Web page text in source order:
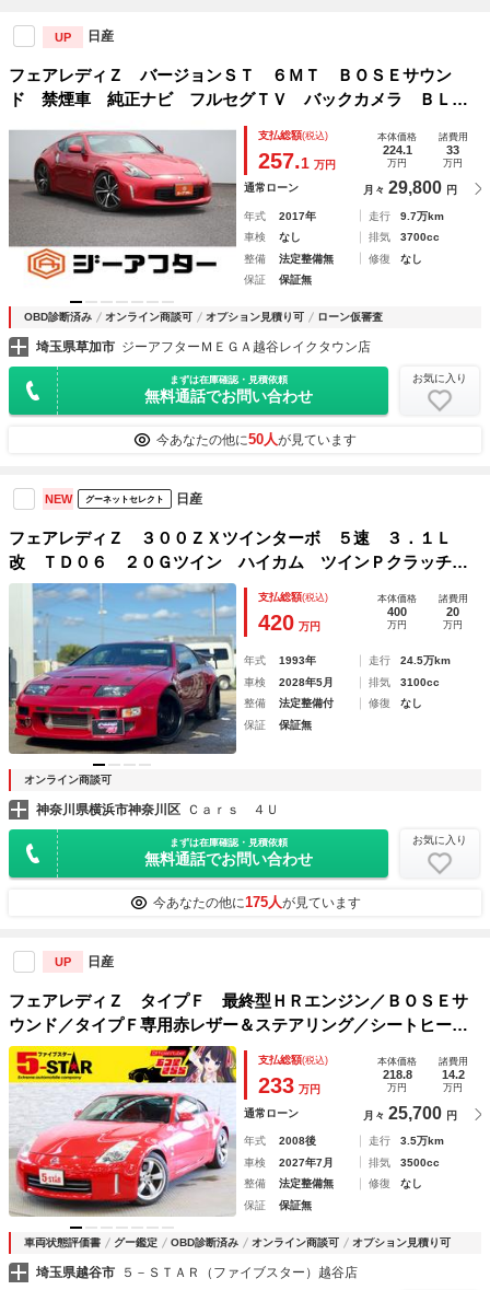
UP 日産
フェアレディＺ バージョンＳＴ ６ＭＴ ＢＯＳＥサウン
ド 禁煙車 純正ナビ フルセグＴＶ バックカメラ ＢＬＩ
ＴＺ車高調 ハーフレザーシート ＬＥＤヘッドライト パワ
ーシート シートヒーター ＥＴＣ 純正１９インチアルミホ
イール
支払総額(税込)
257.1 万円
本体価格
224.1
万円
諸費用
33
万円
通常ローン 月々 29,800 円
年式 2017年 走行
9.7万km
車検
なし 排気
3700cc
整備
法定整備無 修復
なし
保証
保証無
OBD診断済み オンライン商談可 オプション見積り可 ローン仮審査
埼玉県草加市 ジーアフターＭＥＧＡ越谷レイクタウン店
まずは在庫確認・見積依頼
無料通話でお問い合わせ
お気に入り
今あなたの他に50人が見ています
NEW グーネットセレクト 日産
フェアレディＺ ３００ＺＸツインターボ ５速 ３．１Ｌ
改 ＴＤ０６ ２０Ｇツイン ハイカム ツインＰクラッチ
Ｒ２３０機械式ＬＳＤ 特注４層インタークーラー 前後ブレ
ンボキャリパー ９Ｐロールバー ＭＩＳＳＩＯＮワイドフェ
支払総額(税込)
420 万円
本体価格
400
万円
諸費用
20
万円
年式 1993年 走行
24.5万km
車検
2028年5月 排気
3100cc
整備
法定整備付 修復
なし
保証
保証無
オンライン商談可
神奈川県横浜市神奈川区 Ｃａｒｓ ４Ｕ
まずは在庫確認・見積依頼
無料通話でお問い合わせ
お気に入り
今あなたの他に175人が見ています
UP 日産
フェアレディＺ タイプＦ 最終型ＨＲエンジン／ＢＯＳＥサ
ウンド／タイプＦ専用赤レザー＆ステアリング／シートヒータ
ー／ブレンボ／デジタルインナーミラー／純正ナビ／Ｂカメラ
／地デジ／キーレス／ＥＴＣ／ＨＩＤオートライト／純正ＡＷ
支払総額(税込)
233 万円
本体価格
218.8
万円
諸費用
14.2
万円
通常ローン 月々 25,700 円
年式 2008後 走行
3.5万km
車検
2027年7月 排気
3500cc
整備
法定整備無 修復
なし
保証
保証無
車両状態評価書 グー鑑定 OBD診断済み オンライン商談可 オプション見積り可
埼玉県越谷市 ５－ＳＴＡＲ（ファイブスター）越谷店